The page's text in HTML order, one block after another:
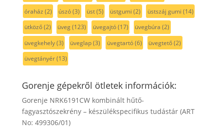
óraház (2) úszó(3) üst(5) üstgumi (2) üstszáj gumi (14)
ütköző(2) üveg(123) üvegajtó(17) üvegbúra (2)
üvegkehely(3) üveglap(3) üvegtartó(6) üvegtető(2)
üvegtányér(13)
Gorenje gépekről ötletek információk:
Gorenje NRK6191CW kombinált hűtő-
fagyasztószekrény – készülékspecifikus tudástár (ART
No: 499306/01)